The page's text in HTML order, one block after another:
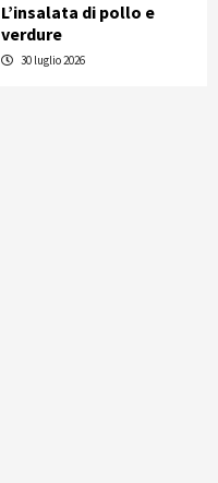
L’insalata di pollo e
verdure
30 luglio 2026